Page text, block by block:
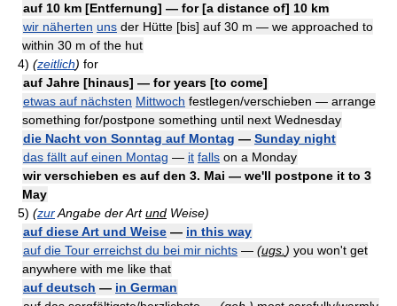
auf 10 km [Entfernung] — for [a distance of] 10 km
wir näherten uns der Hütte [bis] auf 30 m — we approached to
within 30 m of the hut
4) (zeitlich) for
auf Jahre [hinaus] — for years [to come]
etwas auf nächsten Mittwoch festlegen/verschieben — arrange
something for/postpone something until next Wednesday
die Nacht von Sonntag auf Montag — Sunday night
das fällt auf einen Montag — it falls on a Monday
wir verschieben es auf den 3. Mai — we'll postpone it to 3
May
5) (zurAngabe der Artund Weise)
auf diese Art und Weise — in this way
auf die Tour erreichst du bei mir nichts — (ugs. ) you won't get
anywhere with me like that
auf deutsch — in German